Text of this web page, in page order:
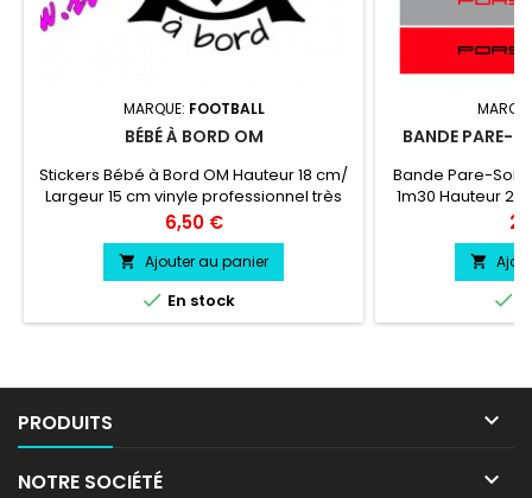
MARQUE: FOOTBALL
BÉBÉ À BORD OM
Stickers Bébé à Bord OM Hauteur 18 cm/
Largeur 15 cm vinyle professionnel très
résistant résiste a l'eau, essence,
chaleur, froid.
Prix
6,50 €
 Ajouter au panier
 En stock
BANDE PARE-
Bande Pare-
1m30 Hauteur
couleur au
924


PRODUITS 
NOTRE SOCIÉTÉ 